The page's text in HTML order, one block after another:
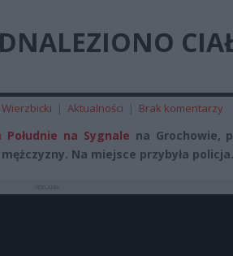
Wierzbicki | Aktualności | Brak komentarzy
Południe na Sygnale na Grochowie,
Na miejsce przybyła policja.